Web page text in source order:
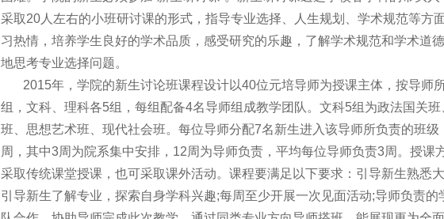
采取20人左右的小班研讨课的形式，指导专业选择、人生规划、学术规范等方
习热情，培养学生良好的学术品质，感受研究的乐趣，了解学术规范和学术道
地思考专业选择问题。
2015年，学院的新生讨论班课程设计以40位元培导师为授课主体，按导师
组，文科、理科各5组，每组配备4名导师组成教学团队。文科5组为政法国关
班、思想艺术班、现代社会班。每位导师分配7名新生进入该导师所负责的班
周，其中3周为院系集中安排，12周为导师负责，平均每位导师负责3周。授课
采取传统课堂授课，也可采取课外活动。课程要满足以下要求：引导新生熟悉
引导新生了解专业，探索自身学科兴趣;每周至少开展一次见面活动;导师负责的